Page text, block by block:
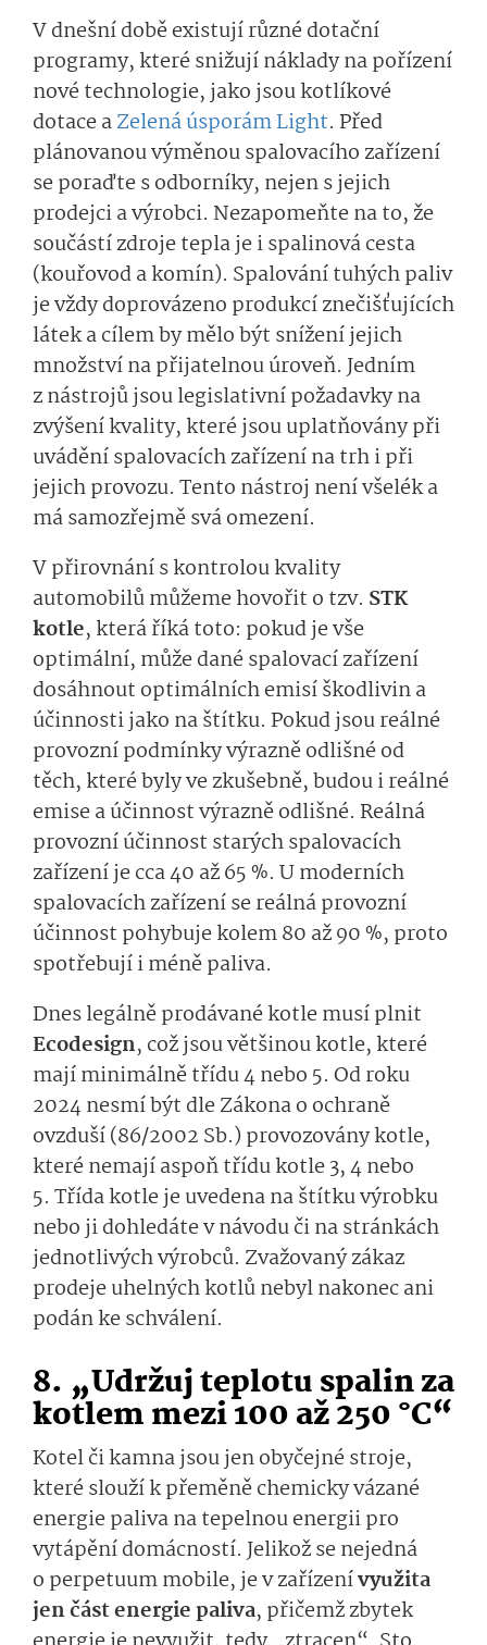
V dnešní době existují různé dotační
programy, které snižují náklady na pořízení
nové technologie, jako jsou kotlíkové
dotace aZelená úsporám Light. Před
plánovanou výměnou spalovacího zařízení
se poraďte s odborníky, nejen s jejich
prodejci a výrobci. Nezapomeňte na to, že
součástí zdroje tepla je i spalinová cesta
(kouřovod a komín). Spalování tuhých paliv
je vždy doprovázeno produkcí znečišťujících
látek a cílem by mělo být snížení jejich
množství na přijatelnou úroveň. Jedním
z nástrojů jsou legislativní požadavky na
zvýšení kvality, které jsou uplatňovány při
uvádění spalovacích zařízení na trh i při
jejich provozu. Tento nástroj není všelék a
má samozřejmě svá omezení.
V přirovnání s kontrolou kvality
automobilů můžeme hovořit o tzv. STK
kotle, která říká toto: pokud je vše
optimální, může dané spalovací zařízení
dosáhnout optimálních emisí škodlivin a
účinnosti jako na štítku. Pokud jsou reálné
provozní podmínky výrazně odlišné od
těch, které byly ve zkušebně, budou i reálné
emise a účinnost výrazně odlišné. Reálná
provozní účinnost starých spalovacích
zařízení je cca 40 až 65 %. U moderních
spalovacích zařízení se reálná provozní
účinnost pohybuje kolem 80 až 90 %, proto
spotřebují i méně paliva.
Dnes legálně prodávané kotle musí plnit
Ecodesign, což jsou většinou kotle, které
mají minimálně třídu 4 nebo 5. Od roku
2024 nesmí být dle Zákona o ochraně
ovzduší (86/2002 Sb.) provozovány kotle,
které nemají aspoň třídu kotle 3, 4 nebo
5. Třída kotle je uvedena na štítku výrobku
nebo ji dohledáte v návodu či na stránkách
jednotlivých výrobců. Zvažovaný zákaz
prodeje uhelných kotlů nebyl nakonec ani
podán ke schválení.
8. „Udržuj teplotu spalin za
kotlem mezi 100 až 250 °C“
Kotel či kamna jsou jen obyčejné stroje,
které slouží k přeměně chemicky vázané
energie paliva na tepelnou energii pro
vytápění domácností. Jelikož se nejedná
o perpetuum mobile, je v zařízenívyužita
jen část energie paliva, přičemž zbytek